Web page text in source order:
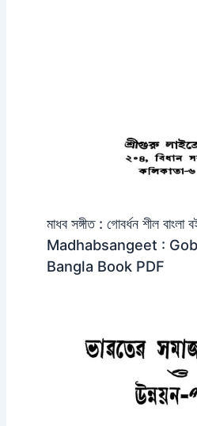
মাধব সঙ্গীত : গোবর্ধন শীল বাংলা
Madhabsangeet :
Bangla Book PDF